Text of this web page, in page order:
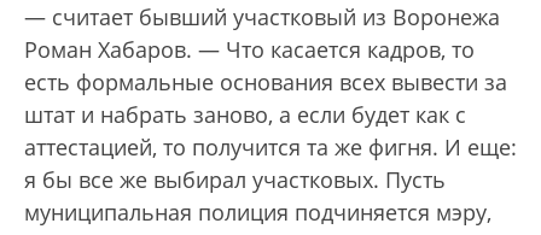
— считает бывший участковый из Воронежа
Роман Хабаров. — Что касается кадров, то
есть формальные основания всех вывести за
штат и набрать заново, а если будет как с
аттестацией, то получится та же фигня. И еще:
я бы все же выбирал участковых. Пусть
муниципальная полиция подчиняется мэру,